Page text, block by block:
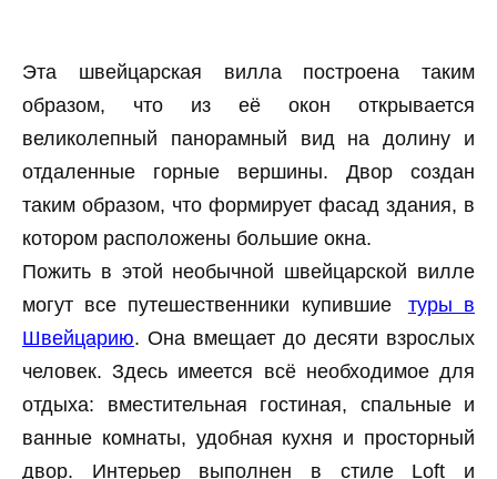
Эта швейцарская вилла построена таким
образом, что из её окон открывается
великолепный панорамный вид на долину и
отдаленные горные вершины. Двор создан
таким образом, что формирует фасад здания, в
котором расположены большие окна.
Пожить в этой необычной швейцарской вилле
могут все путешественники купившие
туры в
Швейцарию. Она вмещает до десяти взрослых
человек. Здесь имеется всё необходимое для
отдыха: вместительная гостиная, спальные и
ванные комнаты, удобная кухня и просторный
двор. Интерьер выполнен в стиле Loft и